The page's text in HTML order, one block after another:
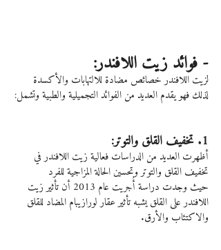
- فوائد زيت اللافندر:
لزيت اللافندر خصائص مضادة للالتهابات والأكسدة
لذلك فهو يقدم العديد من الفوائد التجميلية والطبية وتشمل:
1. تخفيف القلق والتوتر:
أظهرت العديد من الدراسات فعالية زيت اللافندر في
تخفيف القلق والتوتر وتحسين الحالة المزاجية للفرد
حيث وجدت دراسة أُجريت عام 2013 أن تأثير زيت
اللافندر على القلق يشبه تأثير عقار لورازيبام المضاد للقلق
والاكتئاب والأرق.